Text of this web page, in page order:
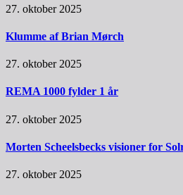
27. oktober 2025
Klumme af Brian Mørch
27. oktober 2025
REMA 1000 fylder 1 år
27. oktober 2025
Morten Scheelsbecks visioner for
27. oktober 2025